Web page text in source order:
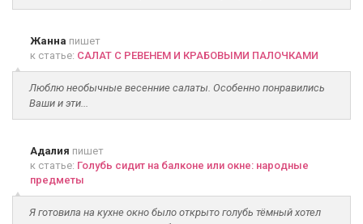
Жанна пишет
к статье: САЛАТ С РЕВЕНЕМ И КРАБОВЫМИ ПАЛОЧКАМИ
Люблю необычные весенние салаты. Особенно понравились
Ваши и эти...
Адалия пишет
к статье: Голубь сидит на балконе или окне: народные
предметы
Я готовила на кухне окно было открыто голубь тёмный хотел